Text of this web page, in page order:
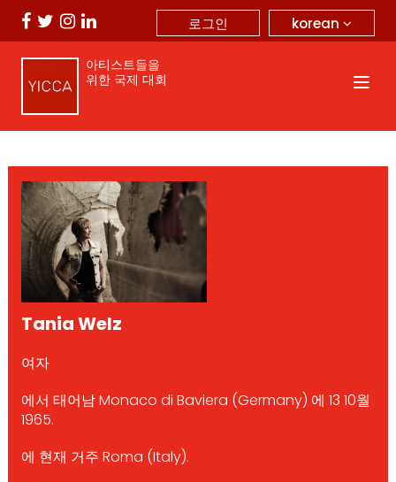
korean
로그인
아티스트들을
위한 국제 대회
Tania Welz
여자
에서 태어남 Monaco di Baviera (Germany) 에 13 10월
1965.
에 현재 거주 Roma (Italy).